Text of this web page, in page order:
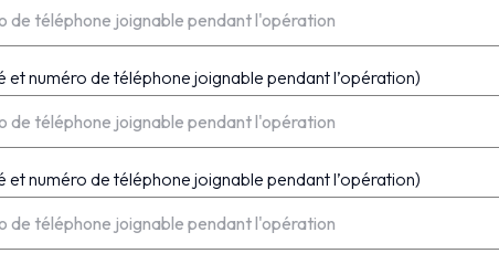
et numéro de téléphone joignable pendant l’opération)
et numéro de téléphone joignable pendant l’opération)